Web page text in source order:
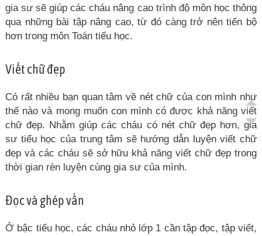
gia sư sẽ giúp các cháu nâng cao trình độ môn học thông
qua những bài tập nâng cao, từ đó càng trở nên tiến bộ
hơn trong môn Toán tiểu học.
Viết chữ đẹp
Có rất nhiều bạn quan tâm về nét chữ của con mình như
thế nào và mong muốn con mình có được khả năng viết
chữ đẹp. Nhằm giúp các cháu có nét chữ đẹp hơn, gia
sư tiểu học của trung tâm sẽ hướng dẫn luyện viết chữ
đẹp và các cháu sẽ sở hữu khả năng viết chữ đẹp trong
thời gian rèn luyện cùng gia sư của mình.
Đọc và ghép vần
Ở bậc tiểu học, các cháu nhỏ lớp 1 cần tập đọc, tập viết,